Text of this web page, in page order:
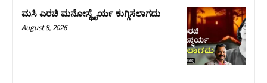
ಮಸಿ ಎರಚಿ ಮನೋಸ್ಥೈರ್ಯ ಕುಗ್ಗಿಸಲಾಗದು
August 8, 2026